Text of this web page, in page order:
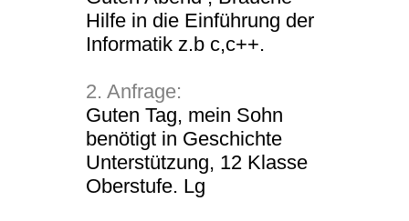
Hilfe in die Einführung der
Informatik z.b c,c++.
2. Anfrage:
Guten Tag, mein Sohn
benötigt in Geschichte
Unterstützung, 12 Klasse
Oberstufe. Lg